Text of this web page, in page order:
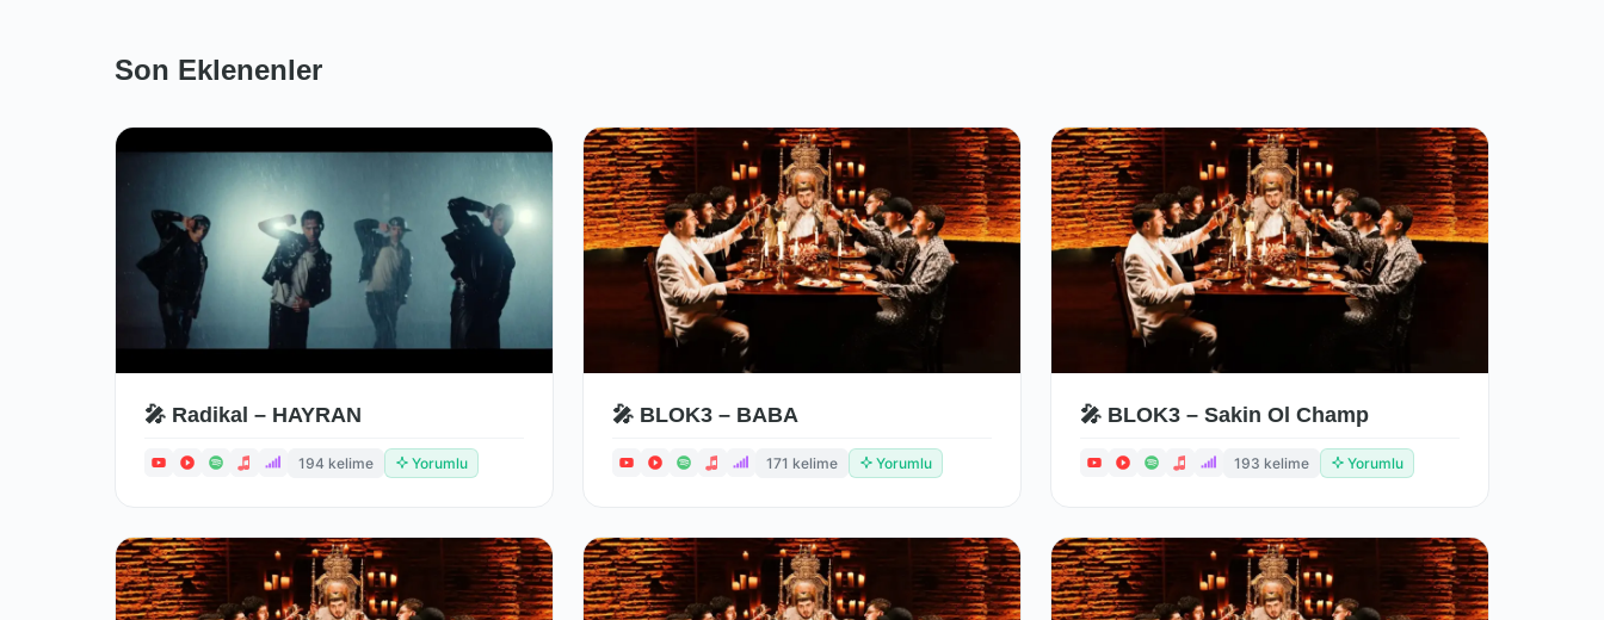
Son Eklenenler
🎤 Radikal – HAYRAN
194 kelime Yorumlu
🎤 BLOK3 – BABA
171 kelime Yorumlu
🎤 BLOK3 – Sakin Ol Champ
193 kelime Yorumlu